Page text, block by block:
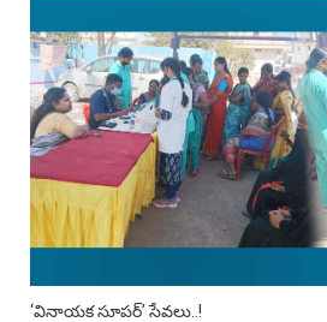
‘వినాయక సూపర్’ సేవలు..!